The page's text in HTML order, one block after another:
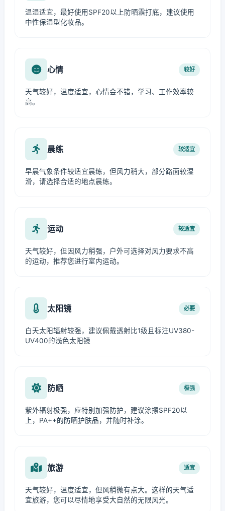
温湿适宜，最好使用SPF20以上防晒霜打底，建议使用
中性保湿型化妆品。
心情 较好
天气较好，温度适宜，心情会不错，学习、工作效率较
高。
晨练 较适宜
早晨气象条件较适宜晨练，但风力稍大，部分路面较湿
滑，请选择合适的地点晨练。
运动 较适宜
天气较好，但因风力稍强，户外可选择对风力要求不高
的运动，推荐您进行室内运动。
太阳镜 必要
白天太阳辐射较强，建议佩戴透射比1级且标注UV380-
UV400的浅色太阳镜
防晒 极强
紫外辐射极强，应特别加强防护，建议涂擦SPF20以
上，PA++的防晒护肤品，并随时补涂。
旅游 适宜
天气较好，温度适宜，但风稍微有点大。这样的天气适
宜旅游，您可以尽情地享受大自然的无限风光。